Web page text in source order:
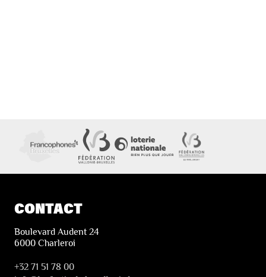
CONTACT
Boulevard Audent 24
6000 Charleroi
+32 71 51 78 00